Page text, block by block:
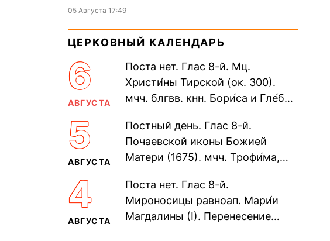
05 Августа 17:49
ЦЕРКОВНЫЙ КАЛЕНДАРЬ
6
АВГУСТА
Поста нет. Глас 8-й. Мц.
Христи́ны Тирской (ок. 300).
мчч. блгвв. кнн. Бори́са и Гле́ба,
Дави́да (1015). Прп....
5
АВГУСТА
Постный день. Глас 8-й.
Почаевской иконы Божией
Матери (1675). мчч. Трофи́ма,
мучеников (284–305). прав.
воина Фео́дора...
4
АВГУСТА
Поста нет. Глас 8-й.
Мироносицы равноап. Мари́и
Магдалины (I). Перенесение